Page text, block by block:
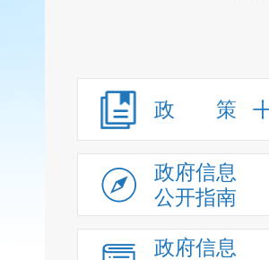
政 策
政府信息
公开指南
政府信息